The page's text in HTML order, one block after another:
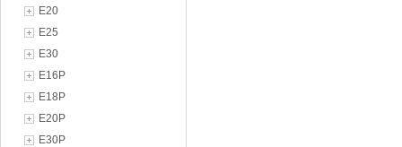
E20
E25
E30
E16P
E18P
E20P
E30P